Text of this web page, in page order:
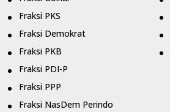
Fraksi PKS
Fraksi Demokrat
Fraksi PKB
Fraksi PDI-P
Fraksi PPP
Fraksi NasDem Perindo